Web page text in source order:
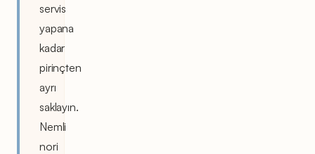
servis
yapana
kadar
pirinçten
ayrı
saklayın.
Nemli
nori